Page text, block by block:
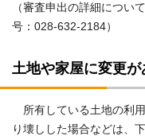
（審査申出の詳細につ
号：028-632-2184）
土地や家屋に変更が
所有している土地の利
り壊しした場合などは、